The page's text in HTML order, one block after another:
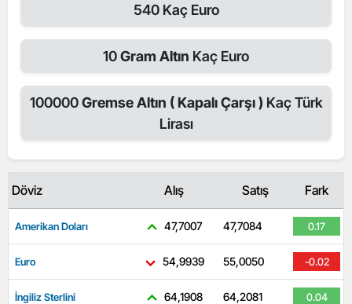
540 Kaç Euro
10Gram Altın Kaç Euro
100000Gremse Altın ( Kapalı Çarşı ) Kaç Türk
Lirası
Döviz Alış Satış Fark
Amerikan Doları 47,7007 47,7084 0.17
Euro 54,9939 55,0050 -0.02
İngiliz Sterlini 64,1908 64,2081 0.04